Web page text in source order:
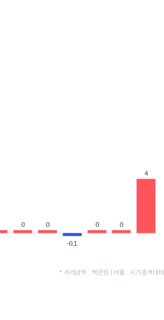
0
0 0
0
-0.1
-0.1
0
0 0
0
4
4
* 거래금액 : 백만원 | 비율 : 시가총액대비